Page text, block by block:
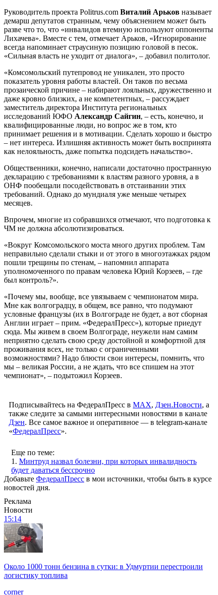
Руководитель проекта Politrus.com Виталий Арьков называет
демарш депутатов странным, чему объяснением может быть
разве что то, что «инвалидов втемную используют оппоненты
Лихачева». Вместе с тем, отмечает Арьков, «Игнорирование
всегда напоминает страусиную позицию головой в песок.
«Сильная власть не уходит от диалога», – добавил политолог.
«Комсомольский путепровод не уникален, это просто
показатель уровня работы властей. Он таков по весьма
прозаической причине – набирают лояльных, дружественно и
даже кровно близких, а не компетентных, – рассуждает
заместитель директора Института региональных
исследований ЮФО Александр Сайгин, – есть, конечно, и
квалифицированные люди, но вопрос же в том, кто
принимает решения и в мотивации. Сделать хорошо и быстро
– нет интереса. Излишняя активность может быть воспринята
как нелояльность, даже попытка подсидеть начальство».
Общественники, конечно, написали достаточно пространную
декларацию с требованиями к властям разного уровня, а в
ОНФ пообещали посодействовать в отстаивании этих
требований. Однако до мундиаля уже меньше четырех
месяцев.
Впрочем, многие из собравшихся отмечают, что подготовка к
ЧМ не должна абсолютизироваться.
«Вокруг Комсомольского моста много других проблем. Там
неправильно сделали стыки и от этого в многоэтажках рядом
пошли трещины по стенам, – напомнил аппарата
уполномоченного по правам человека Юрий Корзеев, – где
был контроль?».
«Почему мы, вообще, все увязываем с чемпионатом мира.
Мне как волгоградцу, в общем, все равно, что подумают
условные французы (их в Волгограде не будет, а вот сборная
Англии играет – прим. «ФедералПресс»), которые приедут
сюда. Мы живем в своем Волгограде, неужели нам самим
неприятно сделать свою среду достойной и комфортной для
проживания всех, не только с ограниченными
возможностями? Надо блюсти свои интересы, помнить, что
мы – великая России, а не ждать, что все спишем на этот
чемпионат», – подытожил Корзеев.
Подписывайтесь на ФедералПресс в МАХ, Дзен.Новости, а
также следите за самыми интересными новостями в канале
Дзен. Все самое важное и оперативное — в telegram-канале
«ФедералПресс».
Еще по теме:
1. Минтруд назвал болезни, при которых инвалидность
будет даваться бессрочно
Добавьте ФедералПресс в мои источники, чтобы быть в курсе
новостей дня.
Реклама
Новости
15:14
Около 1000 тонн бензина в сутки: в Удмуртии перестроили
логистику топлива
corner